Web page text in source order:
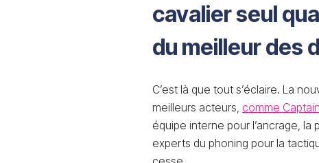
cavalier seul
du meilleur des
C’est là que tout s’éclaire. La
meilleurs acteurs, comme
équipe interne pour l’ancrage, la
experts du phoning pour la